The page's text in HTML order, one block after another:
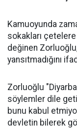
Kamuoyunda
sokakları
değinen
yansıtmadığını
Zorluoğlu
söylemler dile
bunu kabul
devletin bilerek